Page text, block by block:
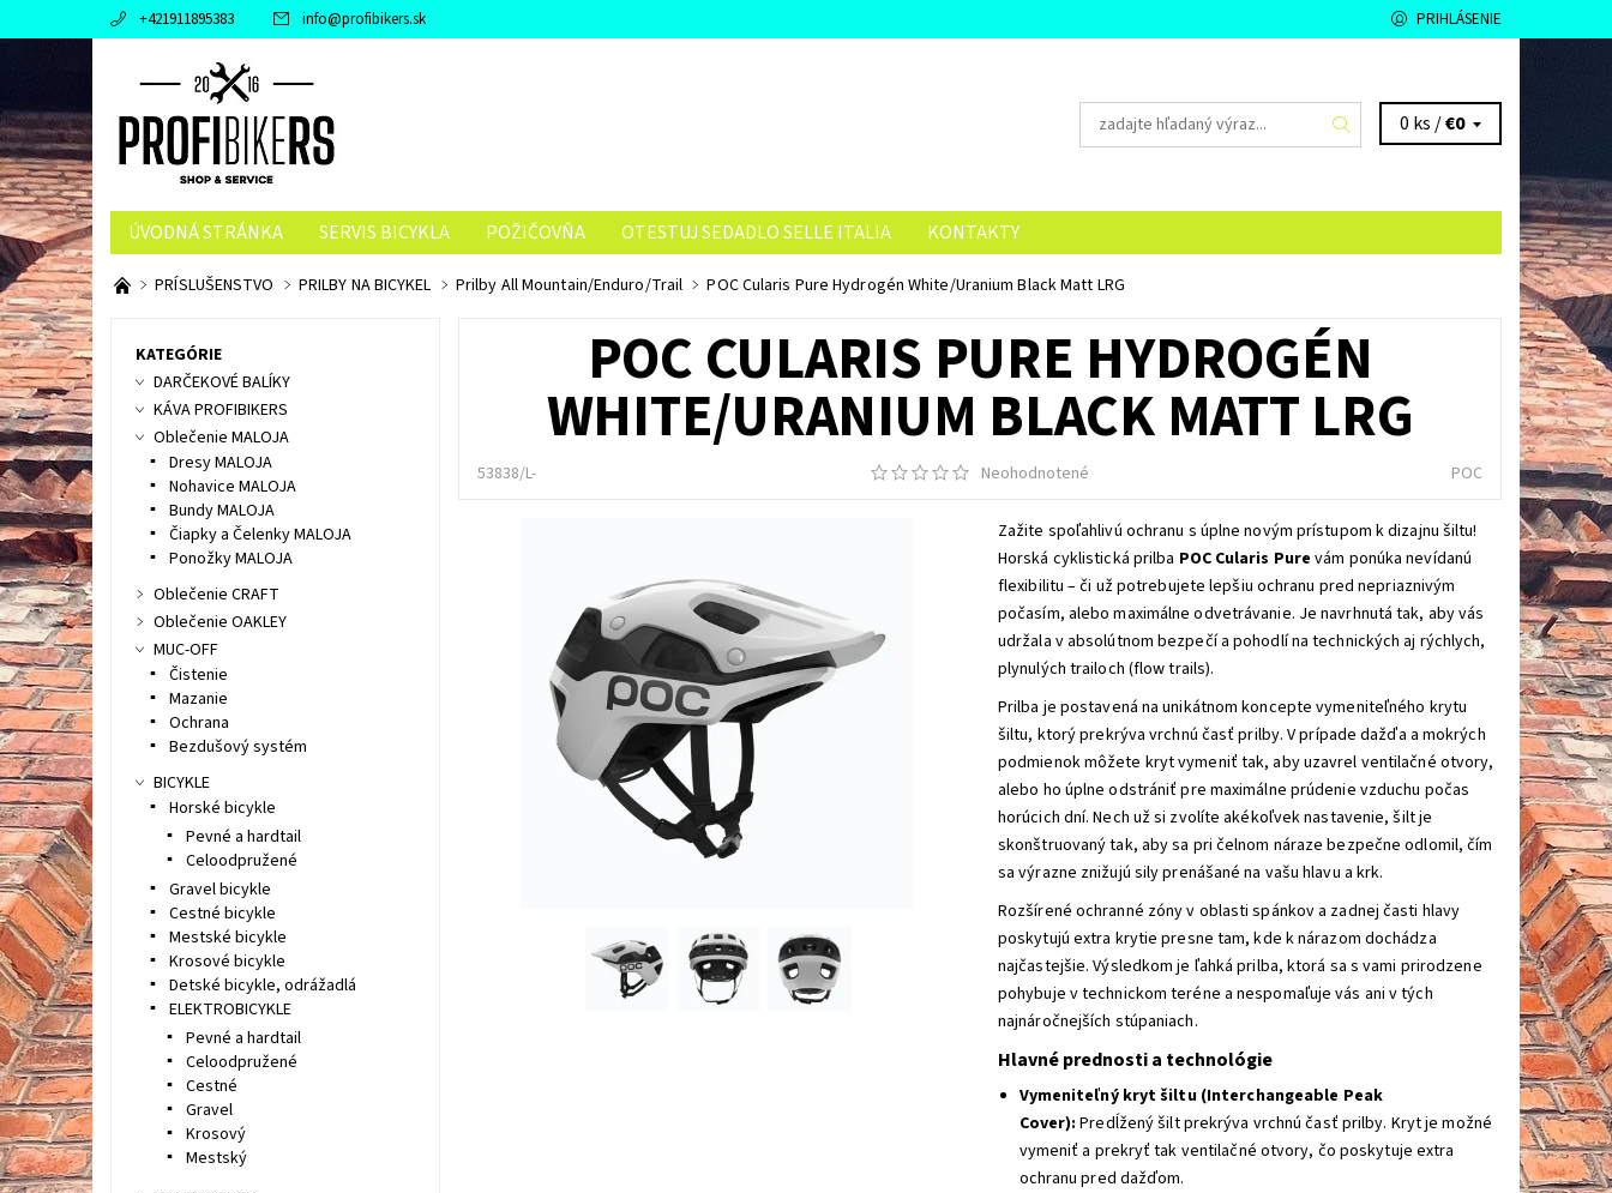
+421911895383 info@profibikers.sk PRIHLÁSENIE
0 ks /€0
ÚVODNÁ STRÁNKA SERVIS BICYKLA POŽIČOVŇA OTESTUJ SEDADLO SELLE ITALIA KONTAKTY
PRÍSLUŠENSTVO PRILBY NA BICYKEL Prilby All Mountain/Enduro/Trail POC Cularis Pure Hydrogén White/Uranium Black Matt LRG
POC CULARIS PURE HYDROGÉN
WHITE/URANIUM BLACK MATT LRG
53838/L- Neohodnotené POC
Zažite spoľahlivú ochranu s úplne novým prístupom k dizajnu šiltu!
Horská cyklistická prilba POC Cularis Pure vám ponúka nevídanú
flexibilitu – či už potrebujete lepšiu ochranu pred nepriaznivým
počasím, alebo maximálne odvetrávanie. Je navrhnutá tak, aby vás
udržala v absolútnom bezpečí a pohodlí na technických aj rýchlych,
plynulých trailoch (flow trails).
Prilba je postavená na unikátnom koncepte vymeniteľného krytu
šiltu, ktorý prekrýva vrchnú časť prilby. V prípade dažďa a mokrých
podmienok môžete kryt vymeniť tak, aby uzavrel ventilačné otvory,
alebo ho úplne odstrániť pre maximálne prúdenie vzduchu počas
horúcich dní. Nech už si zvolíte akékoľvek nastavenie, šilt je
skonštruovaný tak, aby sa pri čelnom náraze bezpečne odlomil, čím
sa výrazne znižujú sily prenášané na vašu hlavu a krk.
Rozšírené ochranné zóny v oblasti spánkov a zadnej časti hlavy
poskytujú extra krytie presne tam, kde k nárazom dochádza
najčastejšie. Výsledkom je ľahká prilba, ktorá sa s vami prirodzene
pohybuje v technickom teréne a nespomaľuje vás ani v tých
najnáročnejších stúpaniach.
Hlavné prednosti a technológie
Vymeniteľný kryt šiltu (Interchangeable Peak
Cover): Predĺžený šilt prekrýva vrchnú časť prilby. Kryt je možné
vymeniť a prekryť tak ventilačné otvory, čo poskytuje extra
ochranu pred dažďom.
KATEGÓRIE
DARČEKOVÉ BALÍKY
KÁVA PROFIBIKERS
Oblečenie MALOJA
Dresy MALOJA
Nohavice MALOJA
Bundy MALOJA
Čiapky a Čelenky MALOJA
Ponožky MALOJA
Oblečenie CRAFT
Oblečenie OAKLEY
MUC-OFF
Čistenie
Mazanie
Ochrana
Bezdušový systém
BICYKLE
Horské bicykle
Pevné a hardtail
Celoodpružené
Gravel bicykle
Cestné bicykle
Mestské bicykle
Krosové bicykle
Detské bicykle, odrážadlá
ELEKTROBICYKLE
Pevné a hardtail
Celoodpružené
Cestné
Gravel
Krosový
Mestský